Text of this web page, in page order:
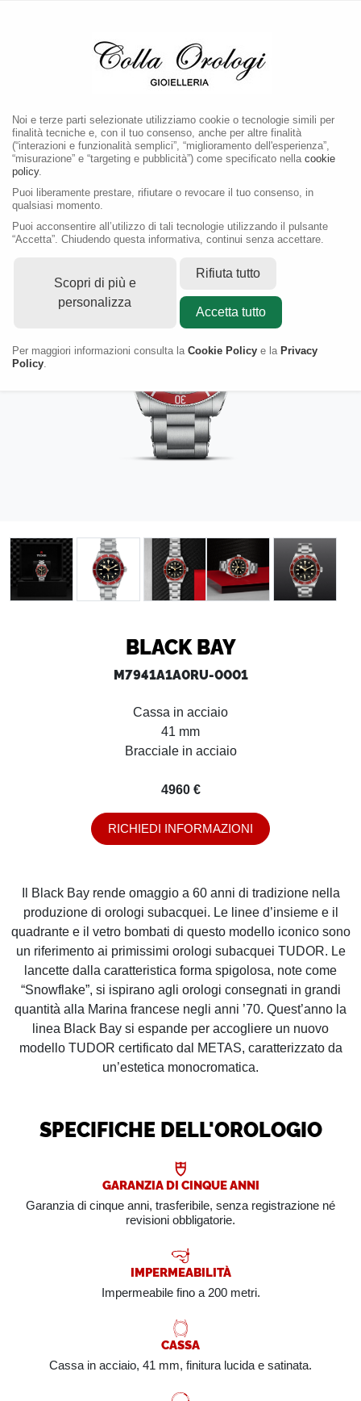
BLACK BAY
M7941A1A0RU-0001
Cassa in acciaio
41 mm
Bracciale in acciaio
4960 €
RICHIEDI INFORMAZIONI
Il Black Bay rende omaggio a 60 anni di tradizione nella
produzione di orologi subacquei. Le linee d’insieme e il
quadrante e il vetro bombati di questo modello iconico sono
un riferimento ai primissimi orologi subacquei TUDOR. Le
lancette dalla caratteristica forma spigolosa, note come
“Snowflake”, si ispirano agli orologi consegnati in grandi
quantità alla Marina francese negli anni ’70. Quest’anno la
linea Black Bay si espande per accogliere un nuovo
modello TUDOR certificato dal METAS, caratterizzato da
un’estetica monocromatica.
SPECIFICHE DELL'OROLOGIO
GARANZIA DI CINQUE ANNI
Garanzia di cinque anni, trasferibile, senza registrazione né
revisioni obbligatorie.
IMPERMEABILITÀ
Impermeabile fino a 200 metri.
CASSA
Cassa in acciaio, 41 mm, finitura lucida e satinata.
Noi e terze parti selezionate utilizziamo cookie o tecnologie simili per
finalità tecniche e, con il tuo consenso, anche per altre finalità
(“interazioni e funzionalità semplici”, “miglioramento dell'esperienza”,
“misurazione” e “targeting e pubblicità”) come specificato nella cookie
policy.
Puoi liberamente prestare, rifiutare o revocare il tuo consenso, in
qualsiasi momento.
Puoi acconsentire all’utilizzo di tali tecnologie utilizzando il pulsante
“Accetta”. Chiudendo questa informativa, continui senza accettare.
Scopri di più e
personalizza
Rifiuta tutto
Accetta tutto
Per maggiori informazioni consulta la Cookie Policy e la Privacy
Policy.